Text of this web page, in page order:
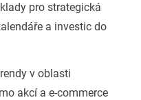
pro strategická
a investic do
v oblasti
akcí a e-commerce